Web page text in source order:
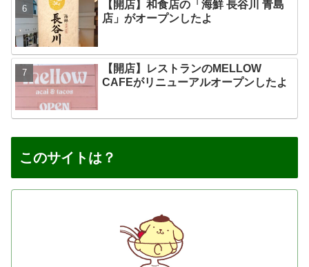
【開店】和食店の「海鮮 長谷川 青島
店」がオープンしたよ
【開店】レストランのMELLOW
CAFEがリニューアルオープンしたよ
このサイトは？